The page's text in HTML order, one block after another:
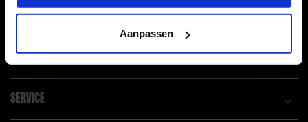
Aanpassen
Linkedin Instagram
POPULAIRE BLOGS
SERVICE